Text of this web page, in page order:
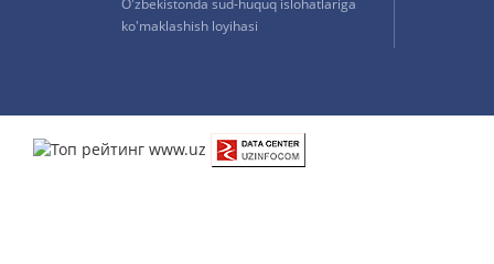
O'zbekistonda sud-huquq islohatlariga
ko'maklashish loyihasi